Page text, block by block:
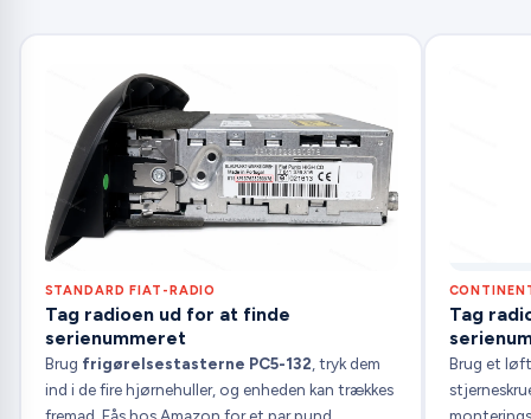
STANDARD FIAT-RADIO
Tag radioen ud for at finde
serienummeret
Brug frigørelsestasterne PC5-132 , tryk dem
ind i de fire hjørnehuller, og enheden kan trækkes
fremad. Fås hos Amazon for et par pund.
Tag
Brug et